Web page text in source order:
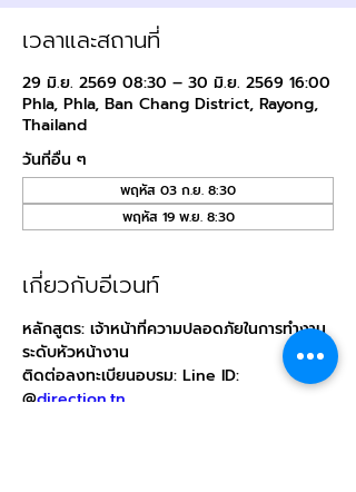
เวลาและสถานที่
29 มิ.ย. 2569 08:30 – 30 มิ.ย. 2569 16:00
Phla, Phla, Ban Chang District, Rayong,
Thailand
วันที่อื่น ๆ
พฤหัส 03 ก.ย. 8:30
พฤหัส 19 พ.ย. 8:30
เกี่ยวกับอีเวนท์
หลักสูตร: เจ้าหน้าที่ความปลอดภัยในการทำงาน
ระดับหัวหน้างาน
ติดต่อลงทะเบียนอบรม: Line ID:
@direction.tn